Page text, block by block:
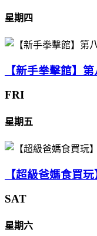
星期四
【新手拳擊館】
FRI
星期五
【超級爸媽食買
SAT
星期六